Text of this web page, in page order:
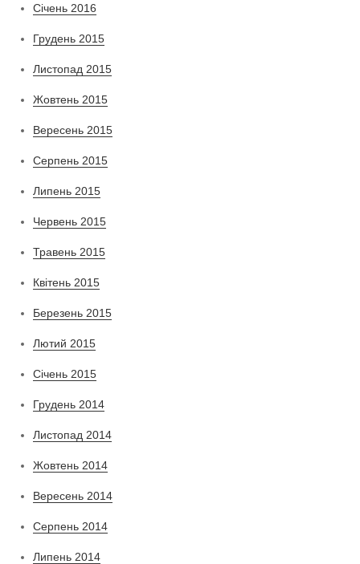
Січень 2016
Грудень 2015
Листопад 2015
Жовтень 2015
Вересень 2015
Серпень 2015
Липень 2015
Червень 2015
Травень 2015
Квітень 2015
Березень 2015
Лютий 2015
Січень 2015
Грудень 2014
Листопад 2014
Жовтень 2014
Вересень 2014
Серпень 2014
Липень 2014